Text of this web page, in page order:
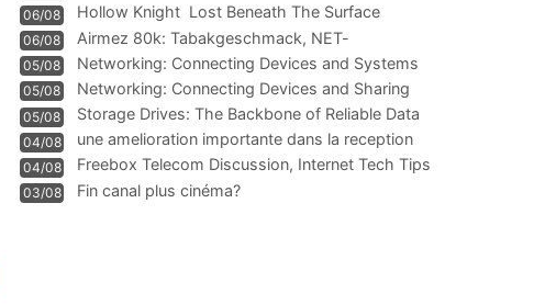
06/08 Hollow Knight  Lost Beneath The Surface
06/08
Airmez 80k: Tabakgeschmack, NET-
Technologie und Leistung im
05/08 Networking: Connecting Devices and Systems
05/08
Networking: Connecting Devices and Sharing
Information
05/08
Storage Drives: The Backbone of Reliable Data
Management
04/08
une amelioration importante dans la reception
WIFI
04/08
Freebox Telecom Discussion, Internet Tech Tips
Communi
03/08 Fin canal plus cinéma?